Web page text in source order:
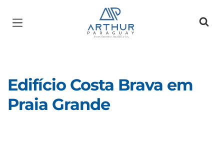
Página inicial
Edifício Costa Brava em
Praia Grande